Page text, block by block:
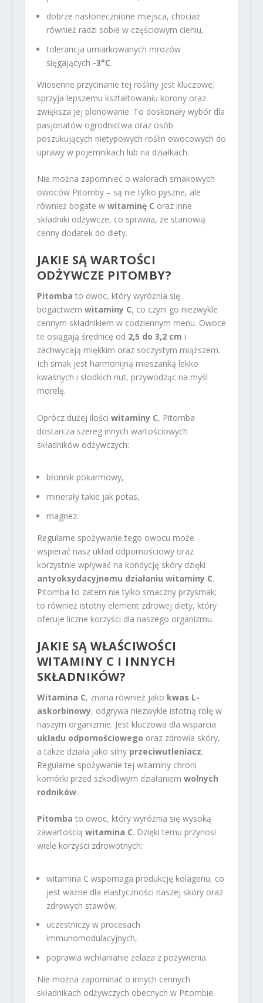
dobrze nasłonecznione miejsca, chociaż
również radzi sobie w częściowym cieniu,
tolerancja umiarkowanych mrozów
sięgających -3°C.
Wiosenne przycinanie tej rośliny jest kluczowe;
sprzyja lepszemu kształtowaniu korony oraz
zwiększa jej plonowanie. To doskonały wybór dla
pasjonatów ogrodnictwa oraz osób
poszukujących nietypowych roślin owocowych do
uprawy w pojemnikach lub na działkach.
Nie można zapomnieć o walorach smakowych
owoców Pitomby – są nie tylko pyszne, ale
również bogate w witaminę C oraz inne
składniki odżywcze, co sprawia, że stanowią
cenny dodatek do diety.
JAKIE SĄWARTOŚCI
ODŻYWCZE PITOMBY?
Pitomba to owoc, który wyróżnia się
bogactwem witaminy C, co czyni go niezwykle
cennym składnikiem w codziennym menu. Owoce
te osiągają średnicę od 2,5 do 3,2 cm i
zachwycają miękkim oraz soczystym miąższem.
Ich smak jest harmonijną mieszanką lekko
kwaśnych i słodkich nut, przywodząc na myśl
morelę.
Oprócz dużej ilości witaminy C, Pitomba
dostarcza szereg innych wartościowych
składników odżywczych:
błonnik pokarmowy,
minerały takie jak potas,
magnez.
Regularne spożywanie tego owocu może
wspierać nasz układ odpornościowy oraz
korzystnie wpływać na kondycję skóry dzięki
antyoksydacyjnemu działaniu witaminy C.
Pitomba to zatem nie tylko smaczny przysmak;
to również istotny element zdrowej diety, który
oferuje liczne korzyści dla naszego organizmu.
JAKIE SĄ WŁAŚCIWOŚCI
WITAMINY C I INNYCH
SKŁADNIKÓW?
Witamina C, znana również jako kwas L-
askorbinowy, odgrywa niezwykle istotną rolę w
naszym organizmie. Jest kluczowa dla wsparcia
układu odpornościowego oraz zdrowia skóry,
a także działa jako silny przeciwutleniacz.
Regularne spożywanie tej witaminy chroni
komórki przed szkodliwym działaniem wolnych
rodników.
Pitomba to owoc, który wyróżnia się wysoką
zawartością witamina C. Dzięki temu przynosi
wiele korzyści zdrowotnych:
witamina C wspomaga produkcję kolagenu, co
jest ważne dla elastyczności naszej skóry oraz
zdrowych stawów,
uczestniczy w procesach
immunomodulacyjnych,
poprawia wchłanianie żelaza z pożywienia.
Nie można zapominać o innych cennych
składnikach odżywczych obecnych w Pitombie: